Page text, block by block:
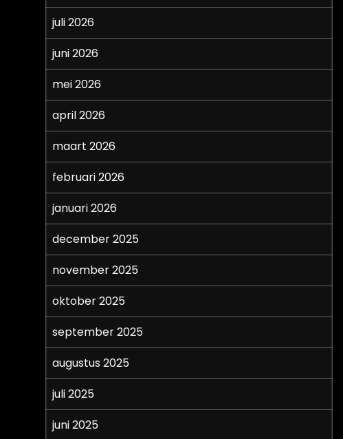
juli 2026
juni 2026
mei 2026
april 2026
maart 2026
februari 2026
januari 2026
december 2025
november 2025
oktober 2025
september 2025
augustus 2025
juli 2025
juni 2025